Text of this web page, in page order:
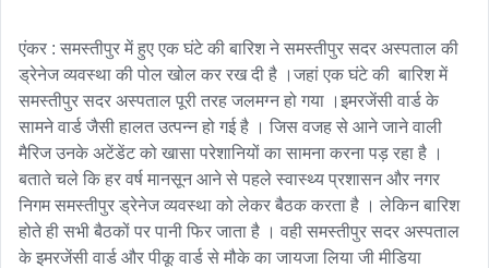
एंकर : समस्तीपुर में हुए एक घंटे की बारिश ने समस्तीपुर सदर अस्पताल की
ड्रेनेज व्यवस्था की पोल खोल कर रख दी है ।जहां एक घंटे की  बारिश में
समस्तीपुर सदर अस्पताल पूरी तरह जलमग्न हो गया ।इमरजेंसी वार्ड के
सामने वार्ड जैसी हालत उत्पन्न हो गई है । जिस वजह से आने जाने वाली
मैरिज उनके अटेंडेंट को खासा परेशानियों का सामना करना पड़ रहा है ।
बताते चले कि हर वर्ष मानसून आने से पहले स्वास्थ्य प्रशासन और नगर
निगम समस्तीपुर ड्रेनेज व्यवस्था को लेकर बैठक करता है । लेकिन बारिश
होते ही सभी बैठकों पर पानी फिर जाता है । वही समस्तीपुर सदर अस्पताल
के इमरजेंसी वार्ड और पीकू वार्ड से मौके का जायजा लिया जी मीडिया